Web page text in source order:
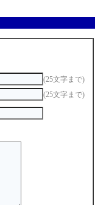
(25文字まで)
(25文字まで)